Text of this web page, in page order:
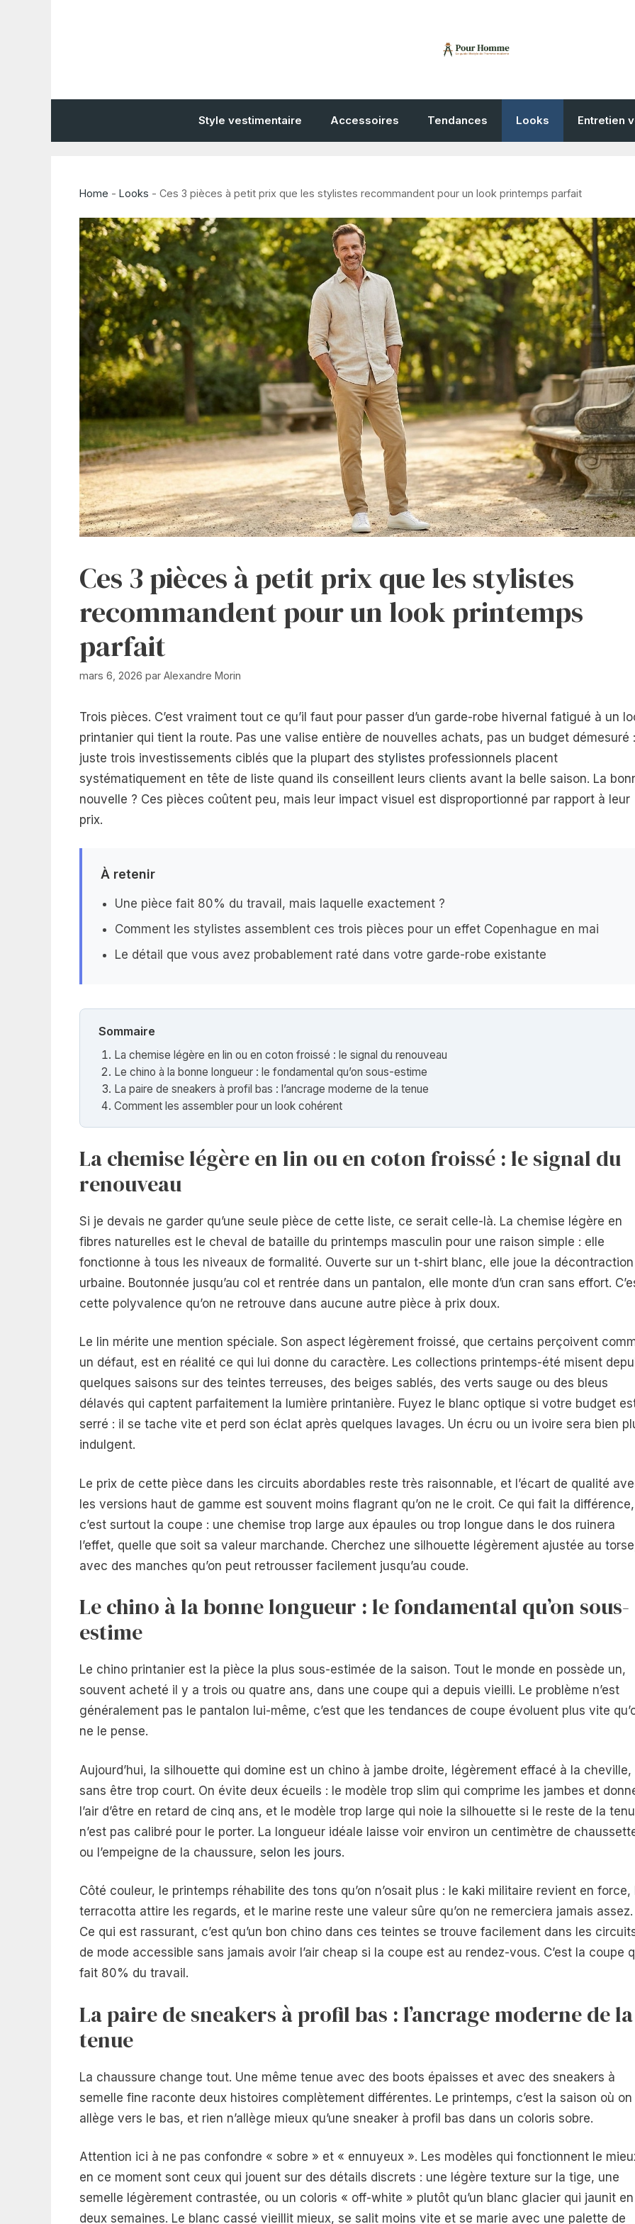
Style vestimentaire Accessoires Tendances Looks Entretien
Home - Looks - Ces 3 pièces à petit prix que les stylistes recommandent pour un look printemps parfait
Ces 3 pièces à petit prix que les stylistes
recommandent pour un look printemps
parfait
mars 6, 2026 par Alexandre Morin
Trois pièces. C’est vraiment tout ce qu’il faut pour passer d’un garde-robe hivernal fatigué à un
printanier qui tient la route. Pas une valise entière de nouvelles achats, pas un budget démesuré :
juste trois investissements ciblés que la plupart des stylistes professionnels placent
systématiquement en tête de liste quand ils conseillent leurs clients avant la belle saison. La
nouvelle ? Ces pièces coûtent peu, mais leur impact visuel est disproportionné par rapport à leur
prix.
À retenir
Une pièce fait 80% du travail, mais laquelle exactement ?
Comment les stylistes assemblent ces trois pièces pour un effet Copenhague en mai
Le détail que vous avez probablement raté dans votre garde-robe existante
Sommaire
La chemise légère en lin ou en coton froissé : le signal du renouveau
Le chino à la bonne longueur : le fondamental qu’on sous-estime
La paire de sneakers à profil bas : l’ancrage moderne de la tenue
Comment les assembler pour un look cohérent
La chemise légère en lin ou en coton froissé : le signal du
renouveau
Si je devais ne garder qu’une seule pièce de cette liste, ce serait celle-là. La chemise légère en
fibres naturelles est le cheval de bataille du printemps masculin pour une raison simple : elle
fonctionne à tous les niveaux de formalité. Ouverte sur un t-shirt blanc, elle joue la décontraction
urbaine. Boutonnée jusqu’au col et rentrée dans un pantalon, elle monte d’un cran sans effort.
cette polyvalence qu’on ne retrouve dans aucune autre pièce à prix doux.
Le lin mérite une mention spéciale. Son aspect légèrement froissé, que certains perçoivent
un défaut, est en réalité ce qui lui donne du caractère. Les collections printemps-été misent
quelques saisons sur des teintes terreuses, des beiges sablés, des verts sauge ou des bleus
délavés qui captent parfaitement la lumière printanière. Fuyez le blanc optique si votre budget
serré : il se tache vite et perd son éclat après quelques lavages. Un écru ou un ivoire sera bien
indulgent.
Le prix de cette pièce dans les circuits abordables reste très raisonnable, et l’écart de qualité
les versions haut de gamme est souvent moins flagrant qu’on ne le croit. Ce qui fait la différence,
c’est surtout la coupe : une chemise trop large aux épaules ou trop longue dans le dos ruinera
l’effet, quelle que soit sa valeur marchande. Cherchez une silhouette légèrement ajustée au
avec des manches qu’on peut retrousser facilement jusqu’au coude.
Le chino à la bonne longueur : le fondamental qu’on sous-
estime
Le chino printanier est la pièce la plus sous-estimée de la saison. Tout le monde en possède un,
souvent acheté il y a trois ou quatre ans, dans une coupe qui a depuis vieilli. Le problème n’est
généralement pas le pantalon lui-même, c’est que les tendances de coupe évoluent plus vite
ne le pense.
Aujourd’hui, la silhouette qui domine est un chino à jambe droite, légèrement effacé à la cheville,
sans être trop court. On évite deux écueils : le modèle trop slim qui comprime les jambes et
l’air d’être en retard de cinq ans, et le modèle trop large qui noie la silhouette si le reste de la
n’est pas calibré pour le porter. La longueur idéale laisse voir environ un centimètre de
ou l’empeigne de la chaussure, selon les jours.
Côté couleur, le printemps réhabilite des tons qu’on n’osait plus : le kaki militaire revient en force,
terracotta attire les regards, et le marine reste une valeur sûre qu’on ne remerciera jamais assez.
Ce qui est rassurant, c’est qu’un bon chino dans ces teintes se trouve facilement dans les
de mode accessible sans jamais avoir l’air cheap si la coupe est au rendez-vous. C’est la coupe
fait 80% du travail.
La paire de sneakers à profil bas : l’ancrage moderne de la
tenue
La chaussure change tout. Une même tenue avec des boots épaisses et avec des sneakers à
semelle fine raconte deux histoires complètement différentes. Le printemps, c’est la saison où on
allège vers le bas, et rien n’allège mieux qu’une sneaker à profil bas dans un coloris sobre.
Attention ici à ne pas confondre « sobre » et « ennuyeux ». Les modèles qui fonctionnent le
en ce moment sont ceux qui jouent sur des détails discrets : une légère texture sur la tige, une
semelle légèrement contrastée, ou un coloris « off-white » plutôt qu’un blanc glacier qui jaunit en
deux semaines. Le blanc cassé vieillit mieux, se salit moins vite et se marie avec une palette de